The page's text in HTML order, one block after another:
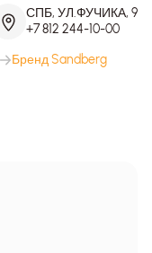
СПБ, УЛ.ФУЧИКА, 9
+7 812 244-10-00
Бренд Sandberg